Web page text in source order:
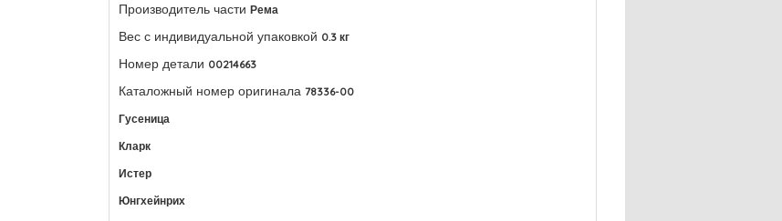
Производитель части Рема
Вес с индивидуальной упаковкой 0.3 кг
Номер детали 00214663
Каталожный номер оригинала 78336-00
Гусеница
Кларк
Истер
Юнгхейнрих